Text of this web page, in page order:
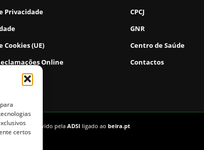
certos
Privacidade
Cookies (UE)
Online
CPCJ
GNR
Centro de Saúde
Contactos
| Desenvolvido pela ADSI ligado ao beira.pt